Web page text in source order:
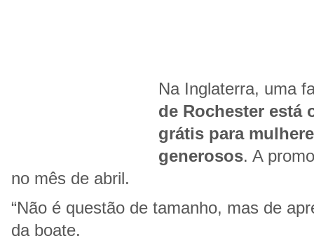
Na Inglaterra, uma
de Rochester está
grátis para
generosos. A
no mês de abril.
“Não é questão de tamanho, mas de
da boate.